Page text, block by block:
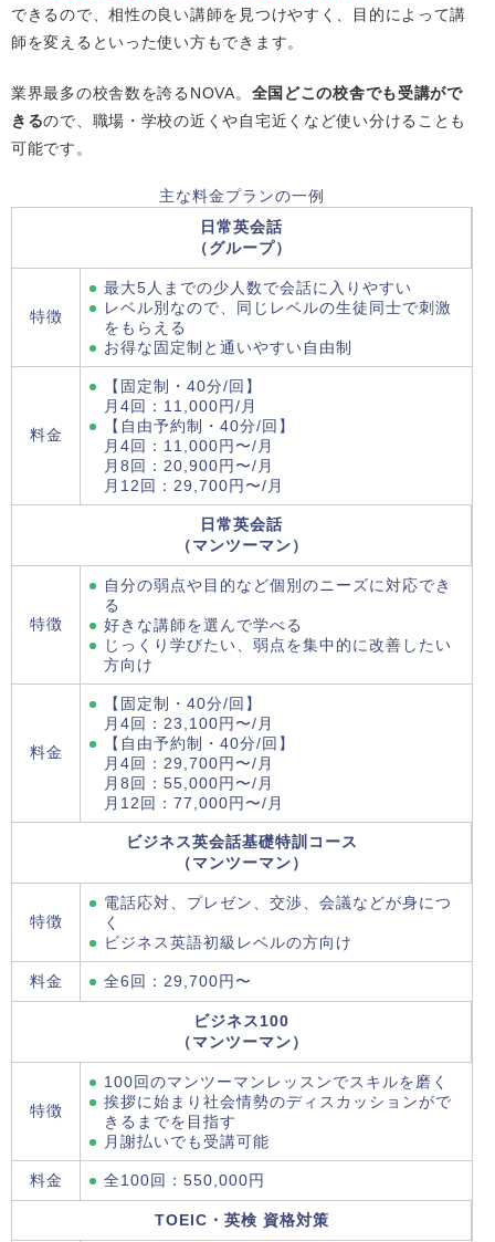
できるので、相性の良い講師を見つけやすく、目的によって講
師を変えるといった使い方もできます。
業界最多の校舎数を誇るNOVA。 全国どこの校舎でも受講がで
きるので、職場・学校の近くや自宅近くなど使い分けることも
可能です。
主な料金プランの一例
日常英会話
（グループ）
特徴
最大5人までの少人数で会話に入りやすい
レベル別なので、同じレベルの生徒同士で刺激
をもらえる
お得な固定制と通いやすい自由制
料金
【固定制・40分/回】
月4回：11,000円/月
【自由予約制・40分/回】
月4回：11,000円〜/月
月8回：20,900円〜/月
月12回：29,700円〜/月
日常英会話
（マンツーマン）
特徴
自分の弱点や目的など個別のニーズに対応でき
る
好きな講師を選んで学べる
じっくり学びたい、弱点を集中的に改善したい
方向け
料金
【固定制・40分/回】
月4回：23,100円〜/月
【自由予約制・40分/回】
月4回：29,700円〜/月
月8回：55,000円〜/月
月12回：77,000円〜/月
ビジネス英会話基礎特訓コース
（マンツーマン）
特徴
電話応対、プレゼン、交渉、会議などが身につ
く
ビジネス英語初級レベルの方向け
料金 全6回：29,700円〜
ビジネス100
（マンツーマン）
特徴
100回のマンツーマンレッスンでスキルを磨く
挨拶に始まり社会情勢のディスカッションがで
きるまでを目指す
月謝払いでも受講可能
料金 全100回：550,000円
TOEIC・英検 資格対策